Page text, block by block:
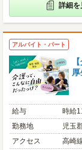
詳細を
アルバイト・パート
給与
時給
勤務地
児玉
アクセス
高崎